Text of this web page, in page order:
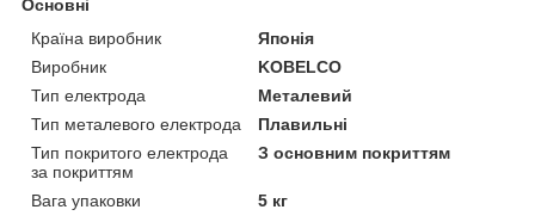
Основні
Країна виробник
Японія
Виробник
KOBELCO
Тип електрода
Металевий
Тип металевого електрода
Плавильні
Тип покритого електрода
за покриттям
З основним покриттям
Вага упаковки
5 кг